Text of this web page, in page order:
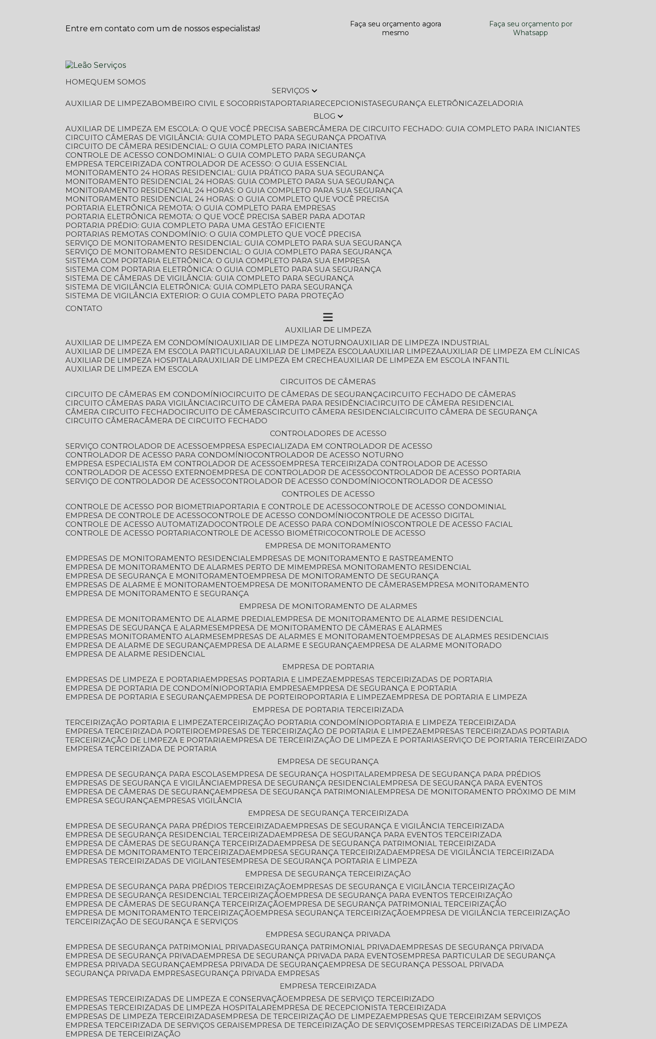
Entre em contato com um de nossos especialistas!
Faça seu orçamento agora
mesmo
Faça seu orçamento por
Whatsapp
HOME
QUEM SOMOS
SERVIÇOS
AUXILIAR DE LIMPEZA
BOMBEIRO CIVIL E SOCORRISTA PORTARIA RECEPCIONISTA SEGURANÇA ELETRÔNICA
ZELADORIA
BLOG
AUXILIAR DE LIMPEZA EM ESCOLA: O QUE VOCÊ PRECISA SABER
CÂMERA DE CIRCUITO FECHADO: GUIA COMPLETO PARA INICIANTES
CIRCUITO CÂMERAS DE VIGILÂNCIA: GUIA COMPLETO PARA SEGURANÇA PROATIVA
CIRCUITO DE CÂMERA RESIDENCIAL: O GUIA COMPLETO PARA INICIANTES
CONTROLE DE ACESSO CONDOMINIAL: O GUIA COMPLETO PARA SEGURANÇA
EMPRESA TERCEIRIZADA CONTROLADOR DE ACESSO: O GUIA ESSENCIAL
MONITORAMENTO 24 HORAS RESIDENCIAL: GUIA PRÁTICO PARA SUA SEGURANÇA
MONITORAMENTO RESIDENCIAL 24 HORAS: GUIA COMPLETO PARA SUA SEGURANÇA
MONITORAMENTO RESIDENCIAL 24 HORAS: O GUIA COMPLETO PARA SUA SEGURANÇA
MONITORAMENTO RESIDENCIAL 24 HORAS: O GUIA COMPLETO QUE VOCÊ PRECISA
PORTARIA ELETRÔNICA REMOTA: O GUIA COMPLETO PARA EMPRESAS
PORTARIA ELETRÔNICA REMOTA: O QUE VOCÊ PRECISA SABER PARA ADOTAR
PORTARIA PRÉDIO: GUIA COMPLETO PARA UMA GESTÃO EFICIENTE
PORTARIAS REMOTAS CONDOMÍNIO: O GUIA COMPLETO QUE VOCÊ PRECISA
SERVIÇO DE MONITORAMENTO RESIDENCIAL: GUIA COMPLETO PARA SUA SEGURANÇA
SERVIÇO DE MONITORAMENTO RESIDENCIAL: O GUIA COMPLETO PARA SEGURANÇA
SISTEMA COM PORTARIA ELETRÔNICA: O GUIA COMPLETO PARA SUA EMPRESA
SISTEMA COM PORTARIA ELETRÔNICA: O GUIA COMPLETO PARA SUA SEGURANÇA
SISTEMA DE CÂMERAS DE VIGILÂNCIA: GUIA COMPLETO PARA SEGURANÇA
SISTEMA DE VIGILÂNCIA ELETRÔNICA: GUIA COMPLETO PARA SEGURANÇA
SISTEMA DE VIGILÂNCIA EXTERIOR: O GUIA COMPLETO PARA PROTEÇÃO
CONTATO
AUXILIAR DE LIMPEZA
AUXILIAR DE LIMPEZA EM CONDOMÍNIO
AUXILIAR DE LIMPEZA NOTURNO
AUXILIAR DE LIMPEZA INDUSTRIAL
AUXILIAR DE LIMPEZA EM ESCOLA PARTICULAR
AUXILIAR DE LIMPEZA ESCOLA AUXILIAR LIMPEZA
AUXILIAR DE LIMPEZA EM CLÍNICAS
AUXILIAR DE LIMPEZA HOSPITALAR
AUXILIAR DE LIMPEZA EM CRECHE
AUXILIAR DE LIMPEZA EM ESCOLA INFANTIL
AUXILIAR DE LIMPEZA EM ESCOLA
CIRCUITOS DE CÂMERAS
CIRCUITO DE CÂMERAS EM CONDOMÍNIO
CIRCUITO DE CÂMERAS DE SEGURANÇA
CIRCUITO FECHADO DE CÂMERAS
CIRCUITO CÂMERAS PARA VIGILÂNCIA
CIRCUITO DE CÂMERA PARA RESIDÊNCIA
CIRCUITO DE CÂMERA RESIDENCIAL
CÂMERA CIRCUITO FECHADO
CIRCUITO DE CÂMERAS CIRCUITO CÂMERA RESIDENCIAL
CIRCUITO CÂMERA DE SEGURANÇA
CIRCUITO CÂMERA
CÂMERA DE CIRCUITO FECHADO
CONTROLADORES DE ACESSO
SERVIÇO CONTROLADOR DE ACESSO
EMPRESA ESPECIALIZADA EM CONTROLADOR DE ACESSO
CONTROLADOR DE ACESSO PARA CONDOMÍNIO
CONTROLADOR DE ACESSO NOTURNO
EMPRESA ESPECIALISTA EM CONTROLADOR DE ACESSO
EMPRESA TERCEIRIZADA CONTROLADOR DE ACESSO
CONTROLADOR DE ACESSO EXTERNO
EMPRESA DE CONTROLADOR DE ACESSO
CONTROLADOR DE ACESSO PORTARIA
SERVIÇO DE CONTROLADOR DE ACESSO
CONTROLADOR DE ACESSO CONDOMÍNIO
CONTROLADOR DE ACESSO
CONTROLES DE ACESSO
CONTROLE DE ACESSO POR BIOMETRIA
PORTARIA E CONTROLE DE ACESSO
CONTROLE DE ACESSO CONDOMINIAL
EMPRESA DE CONTROLE DE ACESSO
CONTROLE DE ACESSO CONDOMÍNIO
CONTROLE DE ACESSO DIGITAL
CONTROLE DE ACESSO AUTOMATIZADO
CONTROLE DE ACESSO PARA CONDOMÍNIOS
CONTROLE DE ACESSO FACIAL
CONTROLE DE ACESSO PORTARIA CONTROLE DE ACESSO BIOMÉTRICO
CONTROLE DE ACESSO
EMPRESA DE MONITORAMENTO
EMPRESAS DE MONITORAMENTO RESIDENCIAL
EMPRESAS DE MONITORAMENTO E RASTREAMENTO
EMPRESA DE MONITORAMENTO DE ALARMES PERTO DE MIM
EMPRESA MONITORAMENTO RESIDENCIAL
EMPRESA DE SEGURANÇA E MONITORAMENTO
EMPRESA DE MONITORAMENTO DE SEGURANÇA
EMPRESAS DE ALARME E MONITORAMENTO
EMPRESA DE MONITORAMENTO DE CÂMERAS
EMPRESA MONITORAMENTO
EMPRESA DE MONITORAMENTO E SEGURANÇA
EMPRESA DE MONITORAMENTO DE ALARMES
EMPRESA DE MONITORAMENTO DE ALARME PREDIAL
EMPRESA DE MONITORAMENTO DE ALARME RESIDENCIAL
EMPRESAS DE SEGURANÇA E ALARMES
EMPRESA DE MONITORAMENTO DE CÂMERAS E ALARMES
EMPRESAS MONITORAMENTO ALARMES
EMPRESAS DE ALARMES E MONITORAMENTO
EMPRESAS DE ALARMES RESIDENCIAIS
EMPRESA DE ALARME DE SEGURANÇA
EMPRESA DE ALARME E SEGURANÇA
EMPRESA DE ALARME MONITORADO
EMPRESA DE ALARME RESIDENCIAL
EMPRESA DE PORTARIA
EMPRESAS DE LIMPEZA E PORTARIA
EMPRESAS PORTARIA E LIMPEZA
EMPRESAS TERCEIRIZADAS DE PORTARIA
EMPRESA DE PORTARIA DE CONDOMÍNIO
PORTARIA EMPRESA
EMPRESA DE SEGURANÇA E PORTARIA
EMPRESA DE PORTARIA E SEGURANÇA
EMPRESA DE PORTEIRO PORTARIA E LIMPEZA
EMPRESA DE PORTARIA E LIMPEZA
EMPRESA DE PORTARIA TERCEIRIZADA
TERCEIRIZAÇÃO PORTARIA E LIMPEZA TERCEIRIZAÇÃO PORTARIA CONDOMÍNIO
PORTARIA E LIMPEZA TERCEIRIZADA
EMPRESA TERCEIRIZADA PORTEIRO
EMPRESAS DE TERCEIRIZAÇÃO DE PORTARIA E LIMPEZA
EMPRESAS TERCEIRIZADAS PORTARIA
TERCEIRIZAÇÃO DE LIMPEZA E PORTARIA
EMPRESA DE TERCEIRIZAÇÃO DE LIMPEZA E PORTARIA SERVIÇO DE PORTARIA TERCEIRIZADO
EMPRESA TERCEIRIZADA DE PORTARIA
EMPRESA DE SEGURANÇA
EMPRESA DE SEGURANÇA PARA ESCOLAS
EMPRESA DE SEGURANÇA HOSPITALAR
EMPRESA DE SEGURANÇA PARA PRÉDIOS
EMPRESAS DE SEGURANÇA E VIGILÂNCIA
EMPRESA DE SEGURANÇA RESIDENCIAL
EMPRESA DE SEGURANÇA PARA EVENTOS
EMPRESA DE CÂMERAS DE SEGURANÇA
EMPRESA DE SEGURANÇA PATRIMONIAL
EMPRESA DE MONITORAMENTO PRÓXIMO DE MIM
EMPRESA SEGURANÇA
EMPRESAS VIGILÂNCIA
EMPRESA DE SEGURANÇA TERCEIRIZADA
EMPRESA DE SEGURANÇA PARA PRÉDIOS TERCEIRIZADA
EMPRESAS DE SEGURANÇA E VIGILÂNCIA TERCEIRIZADA
EMPRESA DE SEGURANÇA RESIDENCIAL TERCEIRIZADA
EMPRESA DE SEGURANÇA PARA EVENTOS TERCEIRIZADA
EMPRESA DE CÂMERAS DE SEGURANÇA TERCEIRIZADA
EMPRESA DE SEGURANÇA PATRIMONIAL TERCEIRIZADA
EMPRESA DE MONITORAMENTO TERCEIRIZADA
EMPRESA SEGURANÇA TERCEIRIZADA
EMPRESA DE VIGILÂNCIA TERCEIRIZADA
EMPRESAS TERCEIRIZADAS DE VIGILANTES
EMPRESA DE SEGURANÇA PORTARIA E LIMPEZA
EMPRESA DE SEGURANÇA TERCEIRIZAÇÃO
EMPRESA DE SEGURANÇA PARA PRÉDIOS TERCEIRIZAÇÃO
EMPRESAS DE SEGURANÇA E VIGILÂNCIA TERCEIRIZAÇÃO
EMPRESA DE SEGURANÇA RESIDENCIAL TERCEIRIZAÇÃO
EMPRESA DE SEGURANÇA PARA EVENTOS TERCEIRIZAÇÃO
EMPRESA DE CÂMERAS DE SEGURANÇA TERCEIRIZAÇÃO
EMPRESA DE SEGURANÇA PATRIMONIAL TERCEIRIZAÇÃO
EMPRESA DE MONITORAMENTO TERCEIRIZAÇÃO
EMPRESA SEGURANÇA TERCEIRIZAÇÃO
EMPRESA DE VIGILÂNCIA TERCEIRIZAÇÃO
TERCEIRIZAÇÃO DE SEGURANÇA E SERVIÇOS
EMPRESA SEGURANÇA PRIVADA
EMPRESA DE SEGURANÇA PATRIMONIAL PRIVADA SEGURANÇA PATRIMONIAL PRIVADA
EMPRESAS DE SEGURANÇA PRIVADA
EMPRESA DE SEGURANÇA PRIVADA
EMPRESA DE SEGURANÇA PRIVADA PARA EVENTOS
EMPRESA PARTICULAR DE SEGURANÇA
EMPRESA PRIVADA SEGURANÇA
EMPRESA PRIVADA DE SEGURANÇA
EMPRESA DE SEGURANÇA PESSOAL PRIVADA
SEGURANÇA PRIVADA EMPRESA SEGURANÇA PRIVADA EMPRESAS
EMPRESA TERCEIRIZADA
EMPRESAS TERCEIRIZADAS DE LIMPEZA E CONSERVAÇÃO
EMPRESA DE SERVIÇO TERCEIRIZADO
EMPRESAS TERCEIRIZADAS DE LIMPEZA HOSPITALAR
EMPRESA DE RECEPCIONISTA TERCEIRIZADA
EMPRESAS DE LIMPEZA TERCEIRIZADAS
EMPRESA DE TERCEIRIZAÇÃO DE LIMPEZA
EMPRESAS QUE TERCEIRIZAM SERVIÇOS
EMPRESA TERCEIRIZADA DE SERVIÇOS GERAIS
EMPRESA DE TERCEIRIZAÇÃO DE SERVIÇOS
EMPRESAS TERCEIRIZADAS DE LIMPEZA
EMPRESA DE TERCEIRIZAÇÃO